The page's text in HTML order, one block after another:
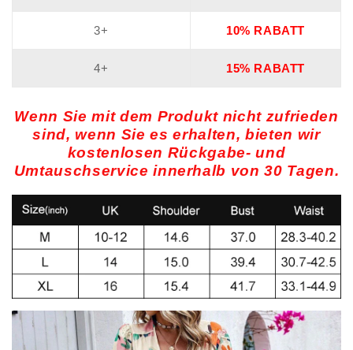
3+ 10% RABATT
4+ 15% RABATT
Wenn Sie mit dem Produkt nicht zufrieden
sind, wenn Sie es erhalten, bieten wir
kostenlosen Rückgabe- und
Umtauschservice innerhalb von 30 Tagen.